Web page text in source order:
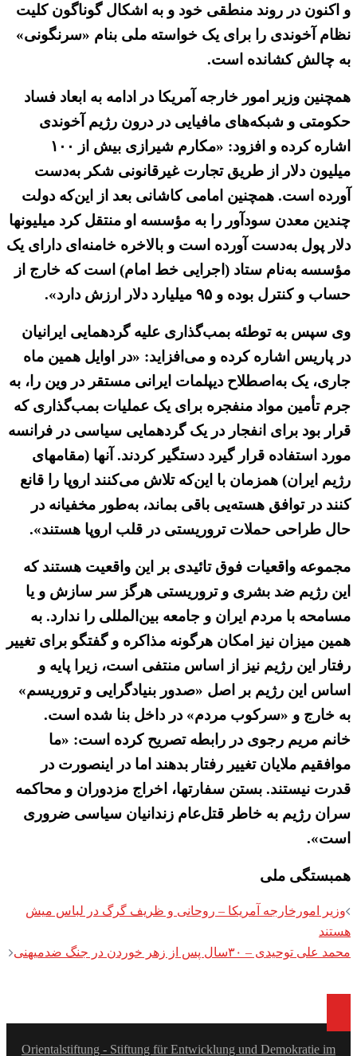
و اکنون در روند منطقی خود و به اشکال گوناگون کلیت
نظام آخوندی را برای یک خواسته ملی بنام «سرنگونی»
به چالش کشانده است.
همچنین وزیر امور خارجه آمریکا در ادامه به ابعاد فساد
حکومتی و شبکه‌های مافیایی در درون رژیم آخوندی
اشاره کرده و افزود: «مکارم شیرازی بیش از ۱۰۰
میلیون دلار از طریق تجارت غیرقانونی شکر به‌دست
آورده است. همچنین امامی کاشانی بعد از این‌که دولت
چندین معدن سودآور را به مؤسسه او منتقل کرد میلیونها
دلار پول به‌دست آورده است و بالاخره خامنه‌ای دارای یک
مؤسسه به‌نام ستاد (اجرایی خط امام) است که خارج از
حساب و کنترل بوده و ۹۵ میلیارد دلار ارزش دارد».
وی سپس به توطئه بمب‌گذاری علیه گردهمایی ایرانیان
در پاریس اشاره کرده و می‌افزاید: «در اوایل همین ماه
جاری، یک به‌اصطلاح دیپلمات ایرانی مستقر در وین را، به
جرم تأمین مواد منفجره برای یک عملیات بمب‌گذاری که
قرار بود برای انفجار در یک گردهمایی سیاسی در فرانسه
مورد استفاده قرار گیرد دستگیر کردند. آنها (مقامهای
رژیم ایران) همزمان با این‌که تلاش می‌کنند اروپا را قانع
کنند در توافق هسته‌یی باقی بماند، به‌طور مخفیانه در
حال طراحی حملات تروریستی در قلب اروپا هستند».
مجموعه واقعیات فوق تائیدی بر این واقعیت هستند که
این رژیم ضد بشری و تروریستی هرگز سر سازش و یا
مسامحه با مردم ایران و جامعه بین‌المللی را ندارد. به
همین میزان نیز امکان هرگونه مذاکره و گفتگو برای تغییر
رفتار این رژیم نیز از اساس منتفی است، زیرا پایه و
اساس این رژیم بر اصل «صدور بنیادگرایی و تروریسم»
به خارج و «سرکوب مردم» در داخل بنا شده است.
خانم مریم رجوی در رابطه تصریح کرده است: «ما
موافقیم ملایان تغییر رفتار بدهند اما در اینصورت در
قدرت نیستند. بستن سفارتها، اخراج مزدوران و محاکمه
سران رژیم به خاطر قتل‌عام زندانیان سیاسی ضروری
است».
همبستگی ملی
Post
navigation
وزیر امورخارجه آمریکا – روحانی و ظریف گرگ در لباس میش
هستند
محمد علی توحیدی – ۳۰سال پس از زهر خوردن در جنگ ضدمیهنی
Orientalstiftung - Stiftung für Entwicklung und Demokratie im